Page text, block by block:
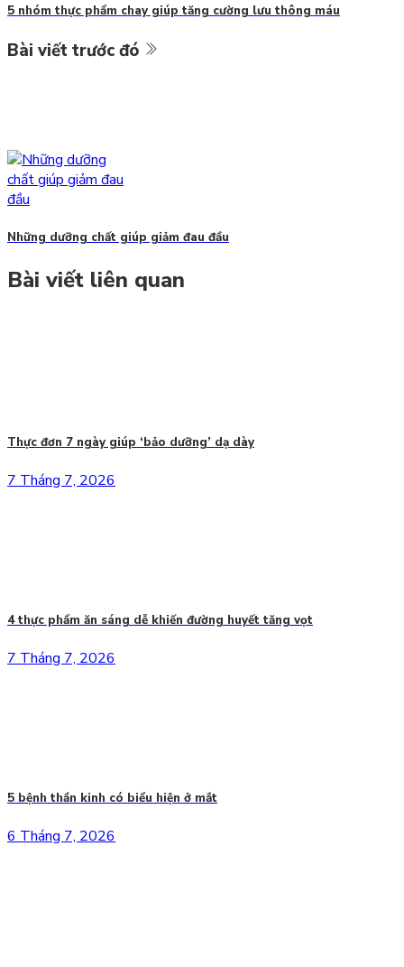
5 nhóm thực phẩm chay giúp tăng cường lưu thông máu
Bài viết trước đó
Những dưỡng chất giúp giảm đau đầu
Bài viết liên quan
Thực đơn 7 ngày giúp ‘bảo dưỡng’ dạ dày
7 Tháng 7, 2026
4 thực phẩm ăn sáng dễ khiến đường huyết tăng vọt
7 Tháng 7, 2026
5 bệnh thần kinh có biểu hiện ở mắt
6 Tháng 7, 2026